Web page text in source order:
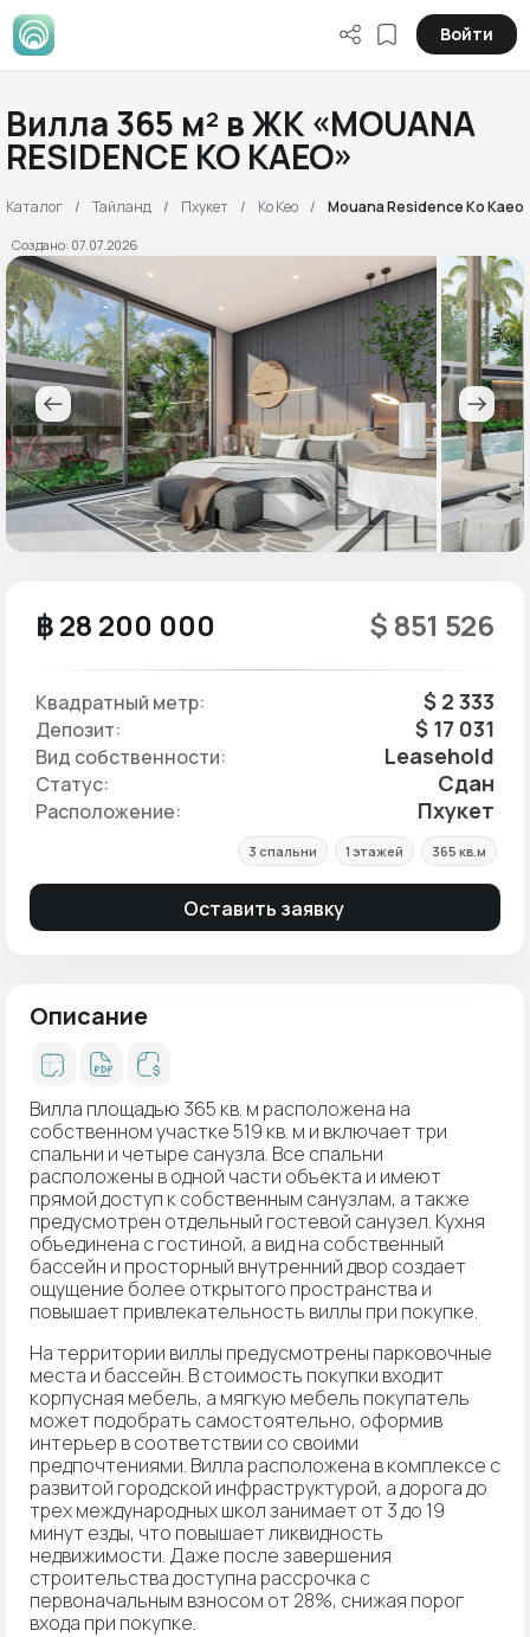
Войти
Вилла 365 м² в ЖК «MOUANA
RESIDENCE KO KAEO»
Каталог Тайланд Пхукет Ко Кео Mouana Residence Ko Kaeo
Создано: 07.07.2026
฿ 28 200 000 $ 851 526
Квадратный метр: $ 2 333
Депозит: $ 17 031
Вид собственности: Leasehold
Статус: Сдан
Расположение: Пхукет
3 спальни 1 этажей 365 кв.м
Оставить заявку
Описание
Вилла площадью 365 кв. м расположена на
собственном участке 519 кв. м и включает три
спальни и четыре санузла. Все спальни
расположены в одной части объекта и имеют
прямой доступ к собственным санузлам, а также
предусмотрен отдельный гостевой санузел. Кухня
объединена с гостиной, а вид на собственный
бассейн и просторный внутренний двор создает
ощущение более открытого пространства и
повышает привлекательность виллы при покупке.
На территории виллы предусмотрены парковочные
места и бассейн. В стоимость покупки входит
корпусная мебель, а мягкую мебель покупатель
может подобрать самостоятельно, оформив
интерьер в соответствии со своими
предпочтениями. Вилла расположена в комплексе с
развитой городской инфраструктурой, а дорога до
трех международных школ занимает от 3 до 19
минут езды, что повышает ликвидность
недвижимости. Даже после завершения
строительства доступна рассрочка с
первоначальным взносом от 28%, снижая порог
входа при покупке.